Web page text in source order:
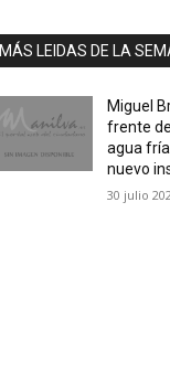
MÁS LEIDAS DE LA
Miguel
frente
agua
nuevo
30 julio